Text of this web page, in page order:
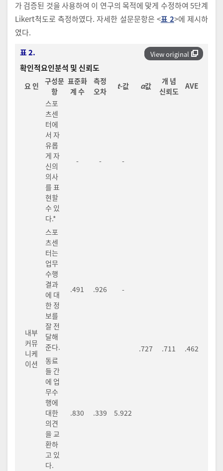
가 검증된 것을 사용하여 이 연구의 목적에 맞게 수정하여 5단계
Likert척도로 측정하였다. 자세한 설문문항은 <표 2>에 제시하
였다.
View original
표 2.
확인적요인분석 및 신뢰도
요 인
구성문
항
표준화
계 수
측정
오차
t-값 α값
개 념
신뢰도
AVE
내부
커뮤
니케
이션
스포
츠센
터에
서 자
유롭
게 자
신의
의사
를 표
현할
수 있
다.*
- - -
.727 .711 .462
스포
츠센
터는
업무
수행
결과
에 대
한 정
보를
잘 전
달해
준다.
.491 .926 -
동료
들 간
에 업
무수
행에
대한
의견
을 교
환하
고 있
다.
.830 .339 5.922